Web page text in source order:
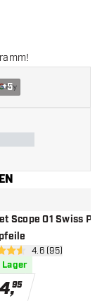
+5
Scope 01 Swiss
4.6 (95)
,95